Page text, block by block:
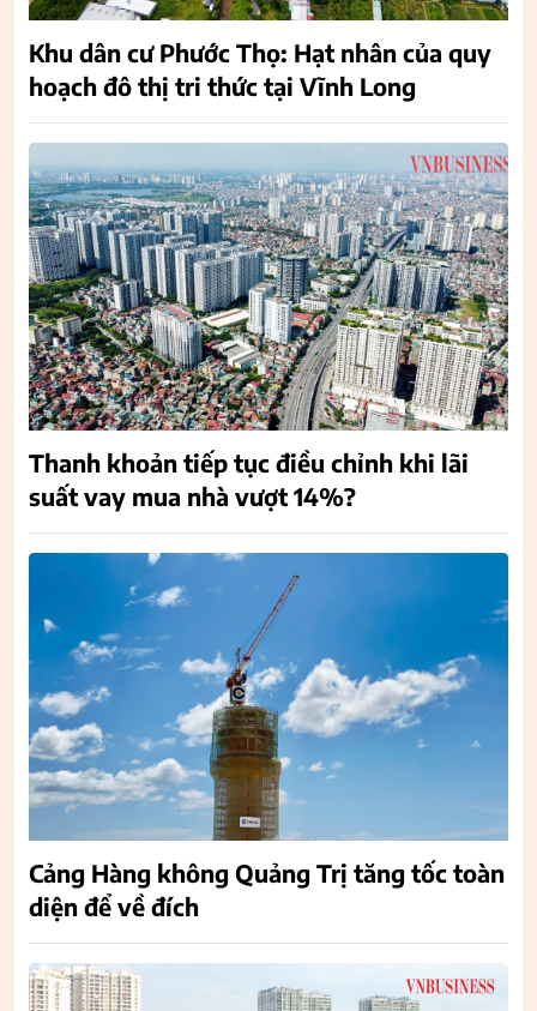
Khu dân cư Phước Thọ: Hạt nhân của quy
hoạch đô thị tri thức tại Vĩnh Long
Thanh khoản tiếp tục điều chỉnh khi lãi
suất vay mua nhà vượt 14%?
Cảng Hàng không Quảng Trị tăng tốc toàn
diện để về đích